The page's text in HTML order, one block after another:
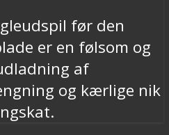
før den
er en følsom og
af
og kærlige nik